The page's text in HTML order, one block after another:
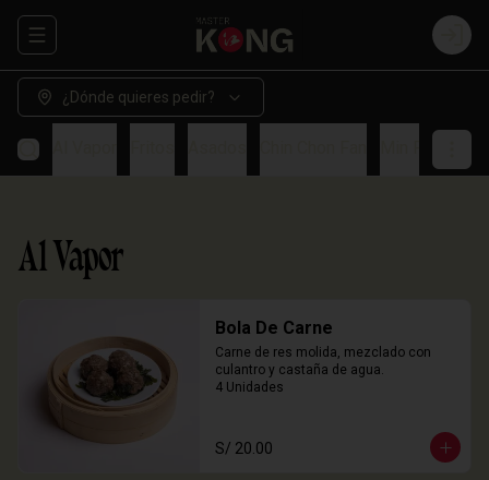
Abrir menu de navegación Login
¿Dónde quieres pedir?
Al Vapor
Bola De Carne
Carne de res molida, mezclado con
culantro y castaña de agua.
4 Unidades
S/ 20.00